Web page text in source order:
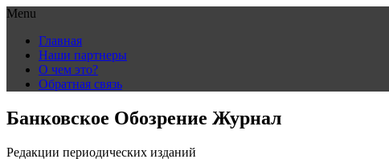
Menu
content
Главная
Наши партнеры
О чем это?
Обратная связь
Банковское Обозрение Журнал
Редакции периодических изданий